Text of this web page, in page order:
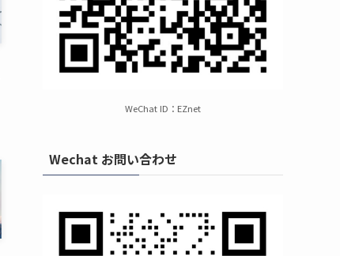
WeChat ID：EZnet
Wechat お問い合わせ